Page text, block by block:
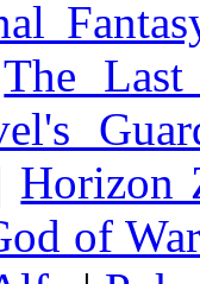
The
Horizon
of